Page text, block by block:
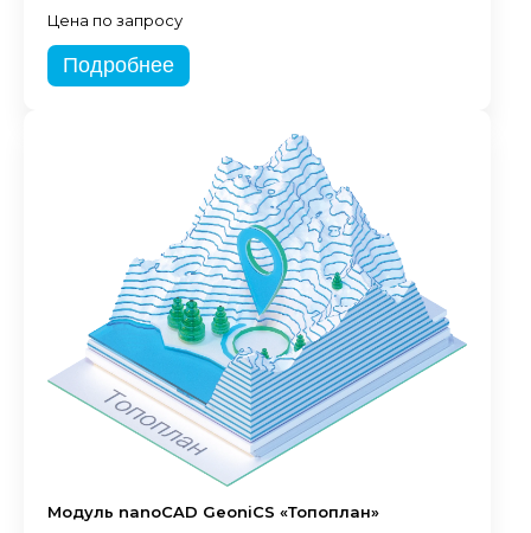
Цена по запросу
Подробнее
Модуль nanoCAD GeoniCS «Топоплан»